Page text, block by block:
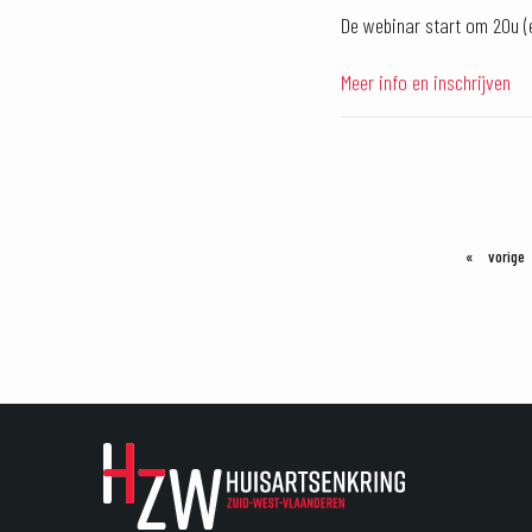
De webinar start om 20u
Meer info en inschrijven
vorige